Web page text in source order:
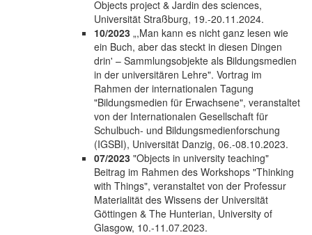
Objects project & Jardin des sciences,
Universität Straßburg, 19.-20.11.2024.
10/2023 „,Man kann es nicht ganz lesen wie
ein Buch, aber das steckt in diesen Dingen
drin' – Sammlungsobjekte als Bildungsmedien
in der universitären Lehre". Vortrag im
Rahmen der internationalen Tagung
"Bildungsmedien für Erwachsene", veranstaltet
von der Internationalen Gesellschaft für
Schulbuch- und Bildungsmedienforschung
(IGSBI), Universität Danzig, 06.-08.10.2023.
07/2023 "Objects in university teaching"
Beitrag im Rahmen des Workshops "Thinking
with Things", veranstaltet von der Professur
Materialität des Wissens der Universität
Göttingen & The Hunterian, University of
Glasgow, 10.-11.07.2023.